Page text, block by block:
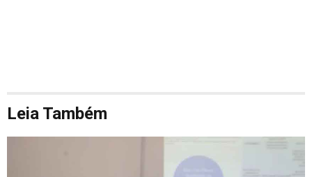
Leia Também